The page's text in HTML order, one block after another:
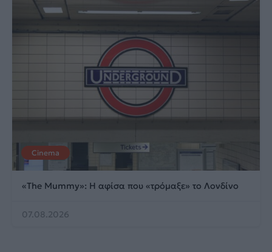
Cinema
«The Mummy»: Η αφίσα που «τρόμαξε» το Λονδίνο
07.08.2026